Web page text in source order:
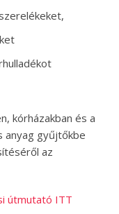
kórházakban és a
anyag gyűjtőkbe
az
útmutató ITT